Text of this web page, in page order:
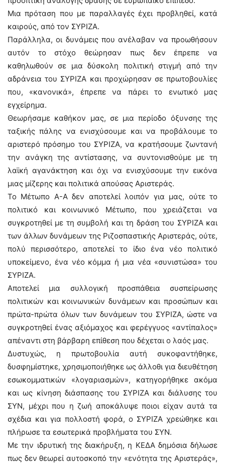
Μια πρόταση που με παραλλαγές έχει προβληθεί, κατά
καιρούς, από τον ΣΥΡΙΖΑ.
Παράλληλα, οι δυνάμεις που ανέλαβαν να προωθήσουν
αυτόν το στόχο θεώρησαν πως δεν έπρεπε να
καθηλωθούν σε μια δύσκολη πολιτική στιγμή από την
αδράνεια του ΣΥΡΙΖΑ και προχώρησαν σε πρωτοβουλίες
που, «κανονικά», έπρεπε να πάρει το ενωτικό μας
εγχείρημα.
Θεωρήσαμε καθήκον μας, σε μια περίοδο όξυνσης της
ταξικής πάλης να ενισχύσουμε και να προβάλουμε το
αριστερό πρόσημο του ΣΥΡΙΖΑ, να κρατήσουμε ζωντανή
την ανάγκη της αντίστασης, να συντονισθούμε με τη
λαϊκή αγανάκτηση και όχι να ενισχύσουμε την εικόνα
μιας μίζερης και πολιτικά απούσας Αριστεράς.
Το Μέτωπο Α-Α δεν αποτελεί λοιπόν για μας, ούτε το
πολιτικό και κοινωνικό Μέτωπο, που χρειάζεται να
συγκροτηθεί με τη συμβολή και τη δράση του ΣΥΡΙΖΑ και
των άλλων δυνάμεων της Ριζοσπαστικής Αριστεράς, ούτε,
πολύ περισσότερο, αποτελεί το ίδιο ένα νέο πολιτικό
υποκείμενο, ένα νέο κόμμα ή μια νέα «συνιστώσα» του
ΣΥΡΙΖΑ.
Αποτελεί μια συλλογική προσπάθεια συσπείρωσης
πολιτικών και κοινωνικών δυνάμεων και προσώπων και
πρώτα-πρώτα όλων των δυνάμεων του ΣΥΡΙΖΑ, ώστε να
συγκροτηθεί ένας αξιόμαχος και φερέγγυος «αντίπαλος»
απέναντι στη βάρβαρη επίθεση που δέχεται ο λαός μας.
Δυστυχώς, η πρωτοβουλία αυτή συκοφαντήθηκε,
δυσφημίστηκε, χρησιμοποιήθηκε ως άλλοθι για διευθέτηση
εσωκομματικών «λογαριασμών», κατηγορήθηκε ακόμα
και ως κίνηση διάσπασης του ΣΥΡΙΖΑ και διάλυσης του
ΣΥΝ, μέχρι που η ζωή αποκάλυψε ποιοι είχαν αυτά τα
σχέδια και για πολλοστή φορά, ο ΣΥΡΙΖΑ χρεώθηκε και
πλήρωσε τα εσωτερικά προβλήματα του ΣΥΝ.
Με την ιδρυτική της διακήρυξη, η ΚΕΔΑ δημόσια δήλωσε
πως δεν θεωρεί αυτοσκοπό την «ενότητα της Αριστεράς»,